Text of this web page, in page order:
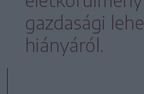
gazdasági
hiányáról.